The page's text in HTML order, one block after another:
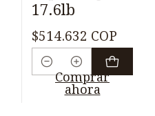
17.6lb
$514.632 COP
Cantidad
Comprar
ahora